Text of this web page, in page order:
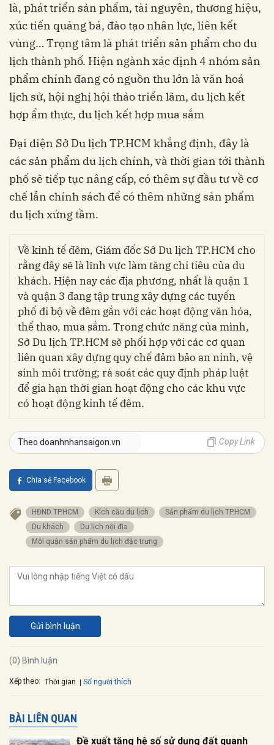
là, phát triển sản phẩm, tài nguyên, thương hiệu,
xúc tiến quảng bá, đào tạo nhân lực, liên kết
vùng… Trọng tâm là phát triển sản phẩm cho du
lịch thành phố. Hiện ngành xác định 4 nhóm sản
phẩm chính đang có nguồn thu lớn là văn hoá
lịch sử, hội nghị hội thảo triển lãm, du lịch kết
hợp ẩm thực, du lịch kết hợp mua sắm
Đại diện Sở Du lịch TP.HCM khẳng định, đây là
các sản phẩm du lịch chính, và thời gian tới thành
phố sẽ tiếp tục nâng cấp, có thêm sự đầu tư về cơ
chế lẫn chính sách để có thêm những sản phẩm
du lịch xứng tầm.
Về kinh tế đêm, Giám đốc Sở Du lịch TP.HCM cho
rằng đây sẽ là lĩnh vực làm tăng chi tiêu của du
khách. Hiện nay các địa phương, nhất là quận 1
và quận 3 đang tập trung xây dựng các tuyến
phố đi bộ về đêm gắn với các hoạt động văn hóa,
thể thao, mua sắm. Trong chức năng của mình,
Sở Du lịch TP.HCM sẽ phối hợp với các cơ quan
liên quan xây dựng quy chế đảm bảo an ninh, vệ
sinh môi trường; rà soát các quy định pháp luật
để gia hạn thời gian hoạt động cho các khu vực
có hoạt động kinh tế đêm.
Theo doanhnhansaigon.vn Copy Link
Chia sẻ Facebook
HĐND TP.HCM Kích cầu du lịch
Sản phẩm du lịch TP.HCM
Du khách
Du lịch nội địa
Mỗi quận sản phẩm du lịch đặc trưng
Gửi bình luận
(0) Bình luận
Xếp theo: Thời gian Số người thích
BÀI LIÊN QUAN
Đề xuất tăng hệ số sử dụng đất quanh